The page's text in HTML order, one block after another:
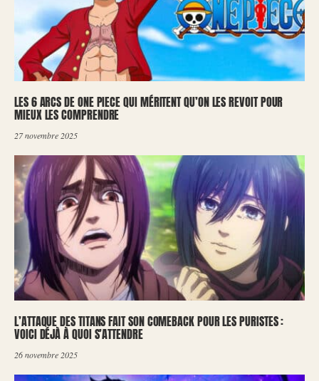
LES 6 ARCS DE ONE PIECE QUI MÉRITENT QU’ON LES REVOIT POUR
MIEUX LES COMPRENDRE
27 novembre 2025
L’ATTAQUE DES TITANS FAIT SON COMEBACK POUR LES PURISTES :
VOICI DÉJÀ À QUOI S’ATTENDRE
26 novembre 2025